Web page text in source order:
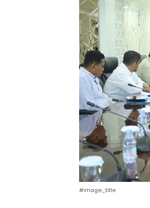
#image_title